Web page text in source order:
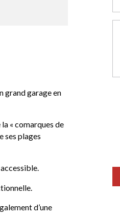
grand garage en
« comarques de
ses plages
d’une